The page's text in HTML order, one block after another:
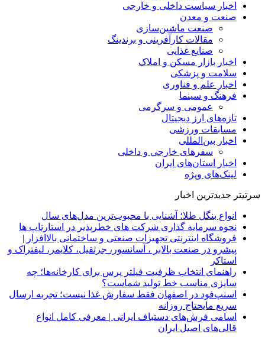
اخبار سیاست داخلی و خارجی
صنعت و معدن
صنعت ماشین‌سازی
مقالات کارآفرینی و برندینگ
صنایع غذایی
اخبار بازار مسکن و املاک
سلامت و پزشکی
اخبار علم و فناوری
فرهنگ و سینما
عمومی و سرگرمی
تازه‌های ارز دیجیتال
مسابقات ورزشی
اخبار بین‌المللی
سفرهای خارجی و داخلی
اخبار استان‌های ایران
لینک‌های ویژه
سرتیتر جدیدترین اخبار
انواع بنگل طلا؛ آشنایی با محبوب‌ترین مدل‌های سال
نحوه سرمایه‌ گذاری شرکت‌ های خطرپذیر در استارتاپ ها
فروشگاه اینترنتی تجهیزات صنعتی و ساختمانی بالاافزار |
پیشرو در صنعت بالابر ، آسانسور، جرثقیل، کلایمر، لیفتراک و
استاکر
راهنمای انتخاب ظرفیت فیلتر پرس برای کارخانه‌ها؛ چه
سایزی مناسب خط تولید شماست؟
اسنپ‌فود در اصفهان فقط سفارش غذا نیست؛ تجربه ارسال
سریع مایحتاج روزانه
اسامی فرش‌های دستباف ایرانی | معرفی کامل انواع
قالی‌های اصیل ایران